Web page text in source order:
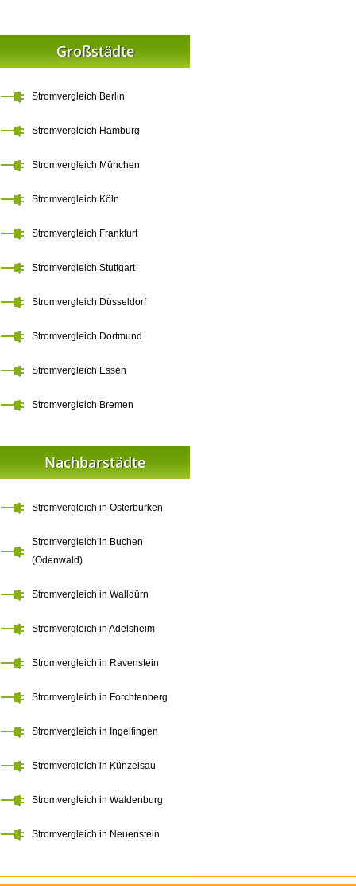
Großstädte
Stromvergleich Berlin
Stromvergleich Hamburg
Stromvergleich München
Stromvergleich Köln
Stromvergleich Frankfurt
Stromvergleich Stuttgart
Stromvergleich Düsseldorf
Stromvergleich Dortmund
Stromvergleich Essen
Stromvergleich Bremen
Nachbarstädte
Stromvergleich in Osterburken
Stromvergleich in Buchen
(Odenwald)
Stromvergleich in Walldürn
Stromvergleich in Adelsheim
Stromvergleich in Ravenstein
Stromvergleich in Forchtenberg
Stromvergleich in Ingelfingen
Stromvergleich in Künzelsau
Stromvergleich in Waldenburg
Stromvergleich in Neuenstein